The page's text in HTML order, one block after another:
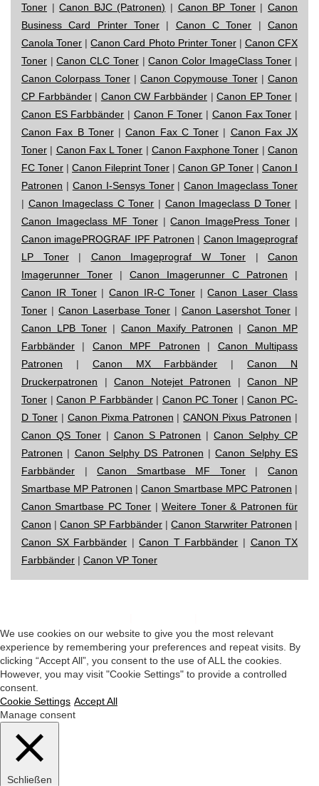
Toner |Canon BJC (Patronen) | Canon BP Toner|Canon
Business Card Printer Toner | Canon C Toner |Canon
Canola Toner |Canon Card Photo Printer Toner| Canon CFX
Toner |Canon CLC Toner|Canon Color ImageClass Toner |
Canon Colorpass Toner| Canon Copymouse Toner| Canon
CP Farbbänder| Canon CW Farbbänder |Canon EP Toner |
Canon ES Farbbänder | Canon F Toner | Canon Fax Toner |
Canon Fax B Toner|Canon Fax C Toner | Canon Fax JX
Toner | Canon Fax L Toner | Canon Faxphone Toner |Canon
FC Toner | Canon Fileprint Toner | Canon GP Toner | Canon I
Patronen | Canon I-Sensys Toner|Canon Imageclass Toner
| Canon Imageclass C Toner | Canon Imageclass D Toner |
Canon Imageclass MF Toner|Canon ImagePress Toner |
Canon imagePROGRAF IPF Patronen | Canon Imageprograf
LP Toner| Canon Imageprograf W Toner | Canon
Imagerunner Toner | Canon Imagerunner C Patronen |
Canon IR Toner|Canon IR-C Toner|Canon Laser Class
Toner | Canon Laserbase Toner | Canon Lasershot Toner |
Canon LPB Toner | Canon Maxify Patronen | Canon MP
Farbbänder | Canon MPF Patronen | Canon Multipass
Patronen | Canon MX Farbbänder |Canon N
Druckerpatronen |Canon Notejet Patronen |Canon NP
Toner |Canon P Farbbänder| Canon PC Toner |Canon PC-
D Toner| Canon Pixma Patronen |CANON Pixus Patronen |
Canon QS Toner| Canon S Patronen |Canon Selphy CP
Patronen | Canon Selphy DS Patronen |Canon Selphy ES
Farbbänder |Canon Smartbase MF Toner|Canon
Smartbase MP Patronen | Canon Smartbase MPC Patronen |
Canon Smartbase PC Toner |Weitere Toner & Patronen für
Canon |Canon SP Farbbänder|Canon Starwriter Patronen |
Canon SX Farbbänder |Canon T Farbbänder | Canon TX
Farbbänder | Canon VP Toner
We use cookies on our website to give you the most relevant
experience by remembering your preferences and repeat visits. By
clicking “Accept All”, you consent to the use of ALL the cookies.
However, you may visit "Cookie Settings" to provide a controlled
consent.
Cookie Settings Accept All
Manage consent
Schließen